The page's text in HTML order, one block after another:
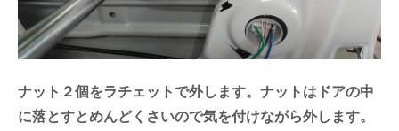
ナット２個をラチェットで外します。ナットはドアの中
に落とすとめんどくさいので気を付けながら外します。